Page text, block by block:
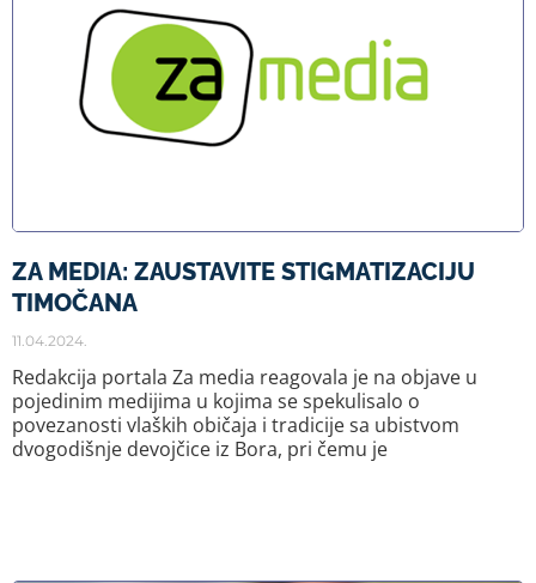
ZA MEDIA: ZAUSTAVITE STIGMATIZACIJU
TIMOČANA
11.04.2024.
Redakcija portala Za media reagovala je na objave u
pojedinim medijima u kojima se spekulisalo o
povezanosti vlaških običaja i tradicije sa ubistvom
dvogodišnje devojčice iz Bora, pri čemu je